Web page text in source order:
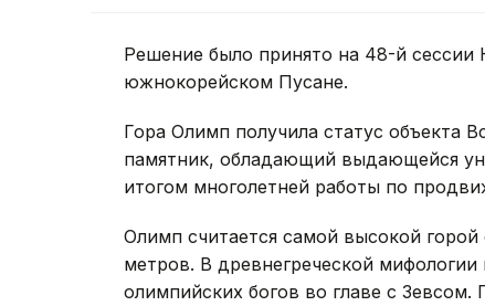
Решение было принято на 48-й
южнокорейском Пусане.
Гора Олимп получила статус объекта
памятник, обладающий выдающейся
итогом многолетней работы по
Олимп считается самой высокой
метров. В древнегреческой
олимпийских богов во главе с Зевсом.